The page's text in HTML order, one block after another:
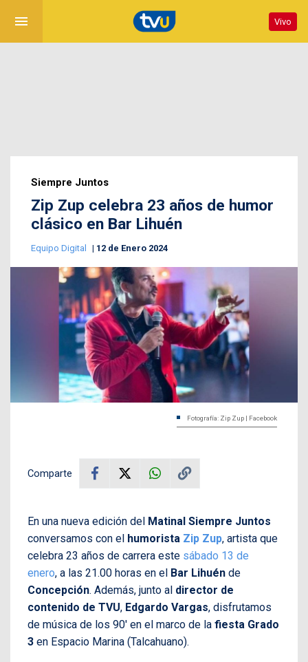
menu Vivo
Siempre Juntos
Zip Zup celebra 23 años de humor
clásico en Bar Lihuén
Equipo Digital 12 de Enero 2024
Fotografía: Zip Zup | Facebook
Comparte
En una nueva edición del Matinal Siempre Juntos
conversamos con el humorista Zip Zup, artista que
celebra 23 años de carrera este sábado 13 de
enero, a las 21.00 horas en el Bar Lihuén de
Concepción. Además, junto al director de
contenido de TVU, Edgardo Vargas, disfrutamos
de música de los 90′ en el marco de la fiesta Grado
3 en Espacio Marina (Talcahuano).